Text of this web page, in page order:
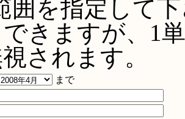
囲を指定して
きますが、1
されます。
まで